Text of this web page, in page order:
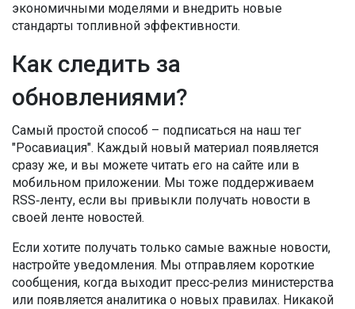
экономичными моделями и внедрить новые
стандарты топливной эффективности.
Как следить за
обновлениями?
Самый простой способ – подписаться на наш тег
"Росавиация". Каждый новый материал появляется
сразу же, и вы можете читать его на сайте или в
мобильном приложении. Мы тоже поддерживаем
RSS‑ленту, если вы привыкли получать новости в
своей ленте новостей.
Если хотите получать только самые важные новости,
настройте уведомления. Мы отправляем короткие
сообщения, когда выходит пресс‑релиз министерства
или появляется аналитика о новых правилах. Никакой